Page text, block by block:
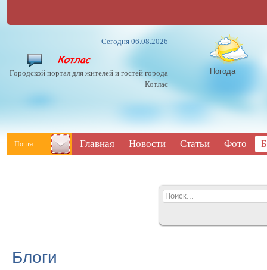
Сегодня 06.08.2026
Городской портал для жителей и гостей города
Котлас
Погода
Почта Главная Новости Статьи Фото
Блоги